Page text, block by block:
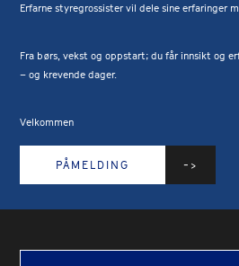
Erfarne styregrossister vil dele sine erfaringer
Fra børs, vekst og oppstart; du får innsikt og
– og krevende dager.
Velkommen
PÅMELDING